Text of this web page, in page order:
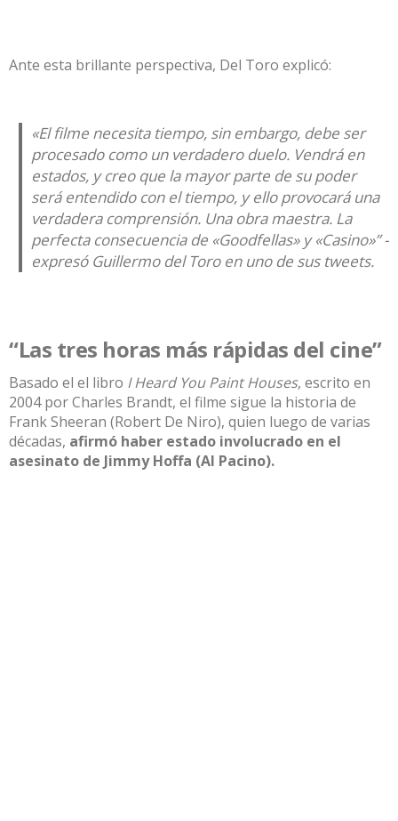
Ante esta brillante perspectiva, Del Toro explicó:
«El filme necesita tiempo, sin embargo, debe ser
procesado como un verdadero duelo. Vendrá en
estados, y creo que la mayor parte de su poder
será entendido con el tiempo, y ello provocará una
verdadera comprensión. Una obra maestra. La
perfecta consecuencia de «Goodfellas» y «Casino»” -
expresó Guillermo del Toro en uno de sus tweets.
“Las tres horas más rápidas del cine”
Basado el el libro I Heard You Paint Houses, escrito en
2004 por Charles Brandt, el filme sigue la historia de
Frank Sheeran (Robert De Niro), quien luego de varias
décadas, afirmó haber estado involucrado en el
asesinato de Jimmy Hoffa (Al Pacino).